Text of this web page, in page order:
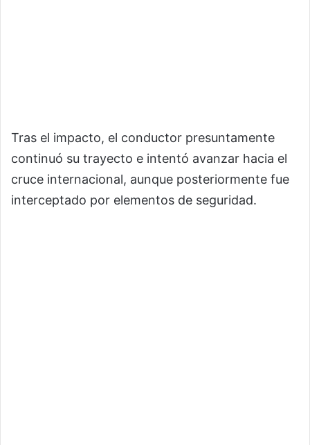
Tras el impacto, el conductor presuntamente
continuó su trayecto e intentó avanzar hacia el
cruce internacional, aunque posteriormente fue
interceptado por elementos de seguridad.